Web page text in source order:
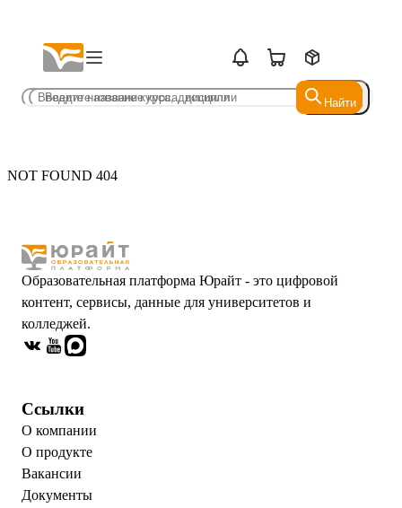
Найти
Найти
NOT FOUND 404
Образовательная платформа Юрайт - это цифровой
контент, сервисы, данные для университетов и
колледжей.
Ссылки
О компании
О продукте
Вакансии
Документы